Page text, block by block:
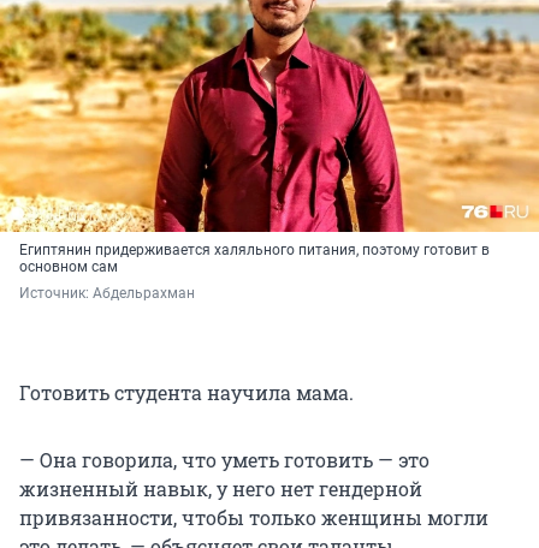
Египтянин придерживается халяльного питания, поэтому готовит в
основном сам
Источник: Абдельрахман
Готовить студента научила мама.
— Она говорила, что уметь готовить — это
жизненный навык, у него нет гендерной
привязанности, чтобы только женщины могли